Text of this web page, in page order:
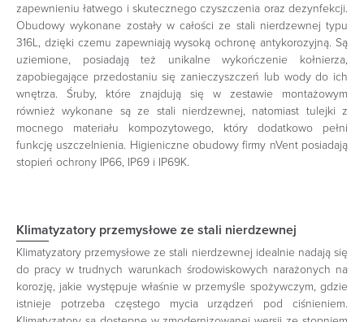
zapewnieniu łatwego i skutecznego czyszczenia oraz dezynfekcji.
Obudowy wykonane zostały w całości ze stali nierdzewnej typu
316L, dzięki czemu zapewniają wysoką ochronę antykorozyjną. Są
uziemione, posiadają też unikalne wykończenie kołnierza,
zapobiegające przedostaniu się zanieczyszczeń lub wody do ich
wnętrza. Śruby, które znajdują się w zestawie montażowym
również wykonane są ze stali nierdzewnej, natomiast tulejki z
mocnego materiału kompozytowego, który dodatkowo pełni
funkcję uszczelnienia. Higieniczne obudowy firmy nVent posiadają
stopień ochrony IP66, IP69 i IP69K.
Klimatyzatory przemysłowe ze stali nierdzewnej
Klimatyzatory przemysłowe ze stali nierdzewnej idealnie nadają się
do pracy w trudnych warunkach środowiskowych narażonych na
korozję, jakie występuje właśnie w przemyśle spożywczym, gdzie
istnieje potrzeba częstego mycia urządzeń pod ciśnieniem.